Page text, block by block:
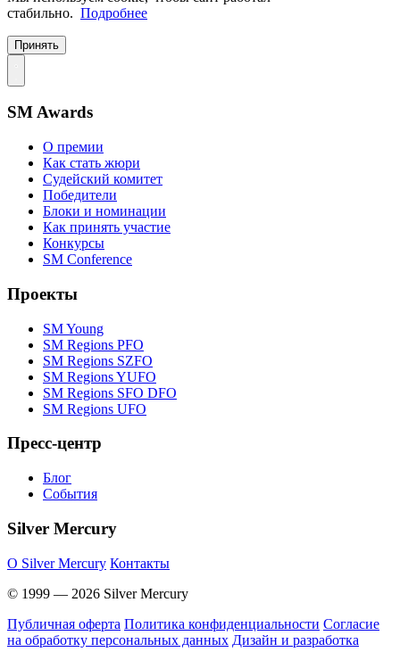
стабильно. Подробнее
Принять
SM Awards
О премии
Как стать жюри
Судейский комитет
Победители
Блоки и номинации
Как принять участие
Конкурсы
SM Conference
Проекты
SM Young
SM Regions PFO
SM Regions SZFO
SM Regions YUFO
SM Regions SFO DFO
SM Regions UFO
Пресс-центр
Блог
События
Silver Mercury
O Silver Mercury Контакты
© 1999 — 2026 Silver Mercury
Публичная оферта Политика конфиденциальности Согласие
на обработку персональных данных Дизайн и разработка